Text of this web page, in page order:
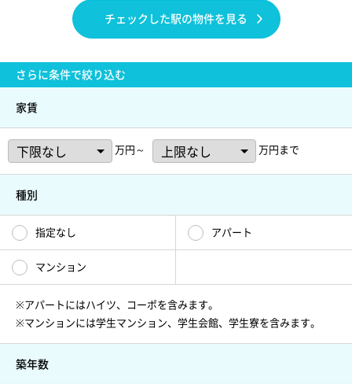
チェックした駅の物件を見る
さらに条件で絞り込む
家賃
万円～ 万円まで
種別
指定なし アパート
マンション
※アパートにはハイツ、コーポを含みます。
※マンションには学生マンション、学生会館、学生寮を含みます。
築年数